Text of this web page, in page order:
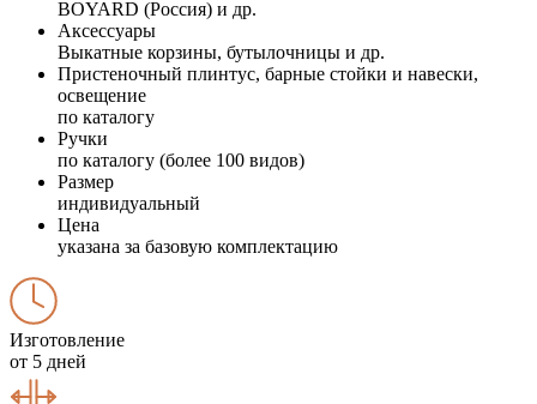
BOYARD (Россия) и др.
Аксессуары
Выкатные корзины, бутылочницы и др.
Пристеночный плинтус, барные стойки и навески,
освещение
по каталогу
Ручки
по каталогу (более 100 видов)
Размер
индивидуальный
Цена
указана за базовую комплектацию
Изготовление
от 5 дней